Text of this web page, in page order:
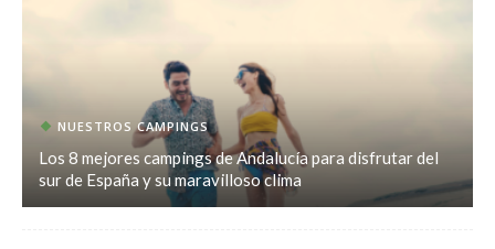
NUESTROS CAMPINGS
Los 8 mejores campings de Andalucía para disfrutar del
sur de España y su maravilloso clima